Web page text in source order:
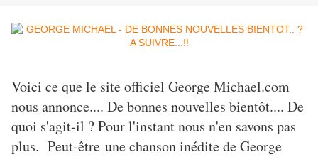
Voici ce que le site officiel George Michael.com
nous annonce.... De bonnes nouvelles bientôt.... De
quoi s'agit-il ? Pour l'instant nous n'en savons pas
plus. Peut-être une chanson inédite de George